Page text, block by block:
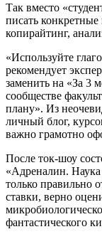
Так вместо
писать
копирайтинг,
«Используйте
рекомендует
заменить на «За 3
сообществе
плану». Из
личный блог,
важно грамотно
После ток-шоу
«Адреналин.
только правильно
ставки, верно
фантастического